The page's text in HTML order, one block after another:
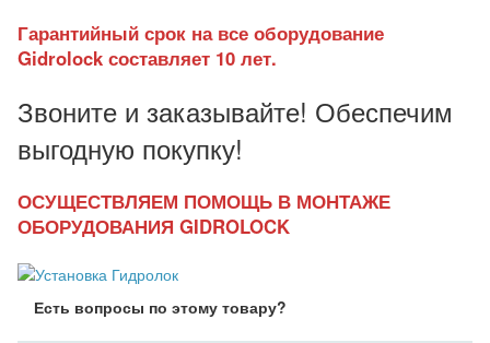
Гарантийный срок на все оборудование
Gidrolock составляет 10 лет.
Звоните и заказывайте! Обеспечим
выгодную покупку!
ОСУЩЕСТВЛЯЕМ ПОМОЩЬ В МОНТАЖЕ
ОБОРУДОВАНИЯ GIDROLOCK
Есть вопросы по этому товару?